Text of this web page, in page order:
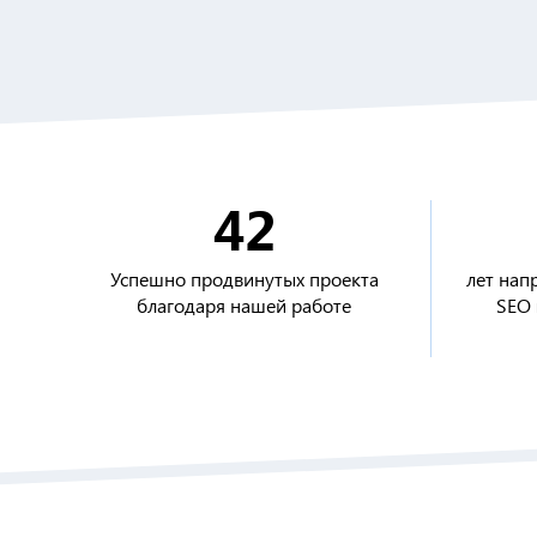
42
Успешно продвинутых проекта
благодаря нашей работе
лет